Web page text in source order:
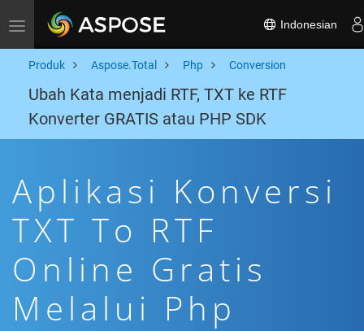
Toggle navigation Indonesian
Produk Aspose.Total Php Conversion
Ubah Kata menjadi RTF, TXT ke RTF
Konverter GRATIS atau PHP SDK
Aplikasi Konversi
TXT To RTF
Online Gratis
Melalui Php